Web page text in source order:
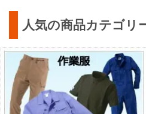
人気の商品カテゴリ